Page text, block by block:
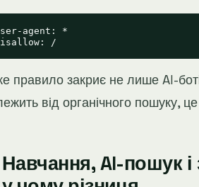
agent: *
правило закриє не лише AI-
від органічного пошуку,
Навчання, AI-пошук і